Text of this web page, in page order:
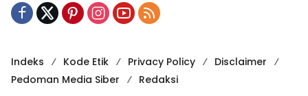
Indeks Kode Etik Privacy Policy
Disclaimer
Pedoman Media Siber
Redaksi